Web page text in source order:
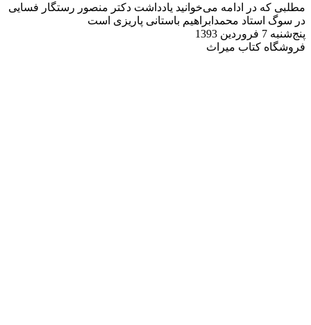
مطلبی که در ادامه می‌خوانید یادداشت دکتر منصور رستگار فسایی
در سوگ استاد محمدابراهیم باستانی پاریزی است
پنج‌شنبه 7 فروردین 1393
فروشگاه کتاب میراث